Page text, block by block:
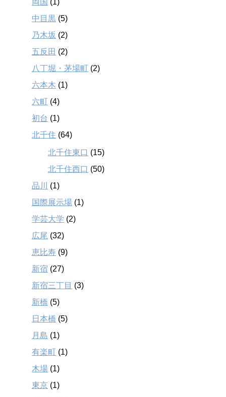
両国 (1)
中目黒 (5)
乃木坂 (2)
五反田 (2)
八丁堀・茅場町 (2)
六本木 (1)
六町 (4)
初台 (1)
北千住 (64)
北千住東口 (15)
北千住西口 (50)
品川
(1)
国際展示場 (1)
学芸大学 (2)
広尾 (32)
恵比寿 (9)
新宿 (27)
新宿三丁目 (3)
新橋 (5)
日本橋 (5)
月島 (1)
有楽町 (1)
木場 (1)
東京 (1)